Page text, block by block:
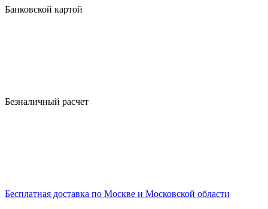
Банковской картой
Безналичный расчет
Бесплатная доставка по Москве и Московской области